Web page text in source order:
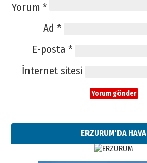
Yorum *
Ad *
E-posta *
İnternet sitesi
ERZURUM'DA HAVA